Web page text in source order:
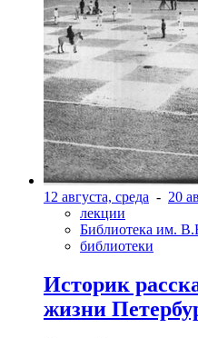
12 августа, среда - 20
лекции
Библиотека им.
библиотеки
Историк
жизни